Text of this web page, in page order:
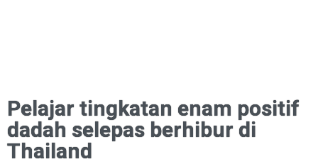
Pelajar tingkatan enam positif
dadah selepas berhibur di
Thailand